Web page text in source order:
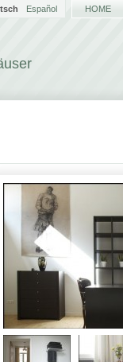
Español HOME